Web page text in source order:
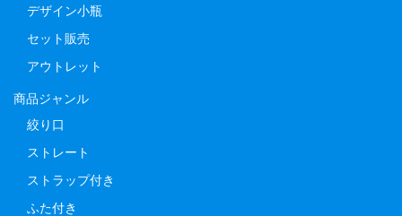
デザイン小瓶
セット販売
アウトレット
商品ジャンル
絞り口
ストレート
ストラップ付き
ふた付き